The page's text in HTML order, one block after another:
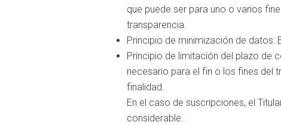
que puede ser para uno o varios
transparencia.
Principio de minimización de
Principio de limitación del plazo de
necesario para el fin o los fines del
finalidad.
En el caso de suscripciones, el
considerable.